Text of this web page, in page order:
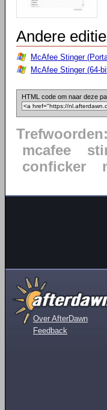
Andere
McAfee Stinger
McAfee Stinger (64-
HTML code om naar deze
Trefwoorden:
mcafee
conficker
Over AfterDawn
Feedback